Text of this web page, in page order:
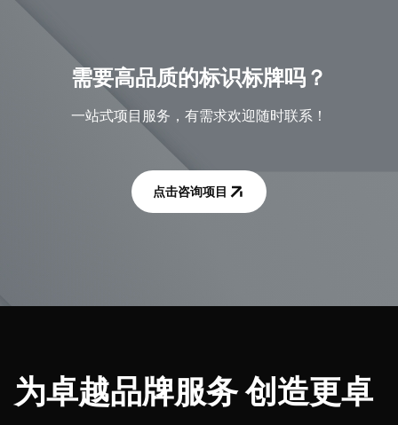
需要高品质的标识标牌吗？
一站式项目服务，有需求欢迎随时联系！
点击咨询项目
为卓越品牌服务 创造更卓